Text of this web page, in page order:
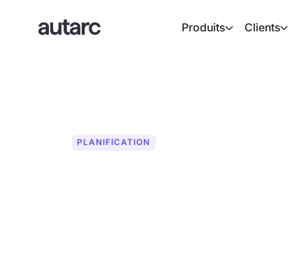
Produits Clients
PLANIFICATION